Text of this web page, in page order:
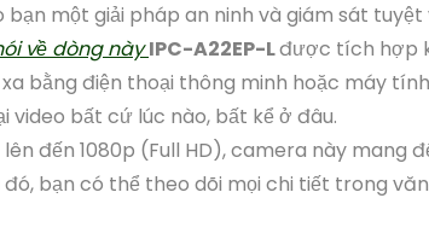
bạn một giải pháp an ninh và giám sát tuyệt
về dòng nàyIPC-A22EP-Lđược tích hợp
bằng điện thoại thông minh hoặc máy
video bất cứ lúc nào, bất kể ở đâu.
đến 1080p (Full HD), camera này mang
bạn có thể theo dõi mọi chi tiết trong